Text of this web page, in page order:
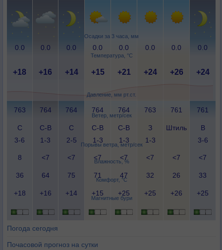
Осадки за 3 часа, мм
Температура, °C
Давление, мм рт.ст.
Ветер, метр/сек
Порывы ветра, метр/сек
Влажность, %
Комфорт, °C
Магнитные бури
0.0 0.0 0.0 0.0 0.0 0.0 0.0 0.0
+18 +16 +14 +15 +21 +24 +26 +24
763 764 764 764 764 763 761 761
С
3-6
С-В
1-3
С
2-5
С-В
1-3
С-В
1-3
З
1-3
Штиль
В
3-6
8 <7 <7 <7 <7 <7 <7 <7
36 64 75 71 47 32 26 33
+18 +16 +14 +15 +25 +25 +26 +25
Погода сегодня
Почасовой прогноз на сутки